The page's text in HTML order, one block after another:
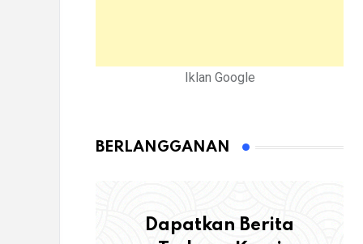
Iklan Google
BERLANGGANAN
Dapatkan Berita